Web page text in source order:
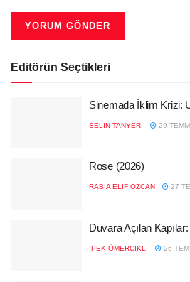
Editörün Seçtikleri
Sinemada İklim Krizi:
SELIN TANYERI 29
Rose (2026)
RABIA ELIF ÖZCAN 27
Duvara Açılan
İPEK ÖMERCIKLI 26